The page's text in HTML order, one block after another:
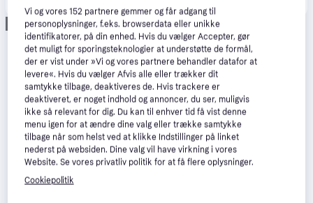
Eller 3 betalinger af 138 kr.
Annonce
Vi og vores152 partnere gemmer og får adgang til
personoplysninger, f.eks. browserdata eller unikke
identifikatorer, på din enhed. Hvis du vælger Accepter, gør
det muligt for sporingsteknologier at understøtte de formål,
der er vist under »Vi og vores partnere behandler datafor at
levere«. Hvis du vælger Afvis alle eller trækker dit
samtykke tilbage, deaktiveres de. Hvis trackere er
deaktiveret, er noget indhold og annoncer, du ser, muligvis
ikke så relevant for dig. Du kan til enhver tid få vist denne
menu igen for at ændre dine valg eller trække samtykke
tilbage når som helst ved at klikke Indstillinger på linket
nederst på websiden. Dine valg vil have virkning i vores
Website. Se vores privatliv politik for at få flere oplysninger.
Cookiepolitik